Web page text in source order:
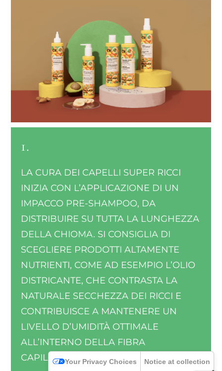
1.
LA CURA DEI CAPELLI SUPER RICCI
INIZIA CON L’APPLICAZIONE DI UN
IMPACCO PRE-SHAMPOO, DA
DISTRIBUIRE SU TUTTA LA LUNGHEZZA
DELLA CHIOMA. SI CONSIGLIA DI
SCEGLIERE PRODOTTI ALTAMENTE
NUTRIENTI, COME AD ESEMPIO L’OLIO
DISTRICANTE, CHE CONTRASTA LA
NATURALE SECCHEZZA DEI RICCI E
CONTRIBUISCE A MANTENERE UN
LIVELLO D’UMIDITÀ OTTIMALE
ALL’INTERNO DELLA FIBRA
CAPILLARE.Your Privacy Choices Notice at collection